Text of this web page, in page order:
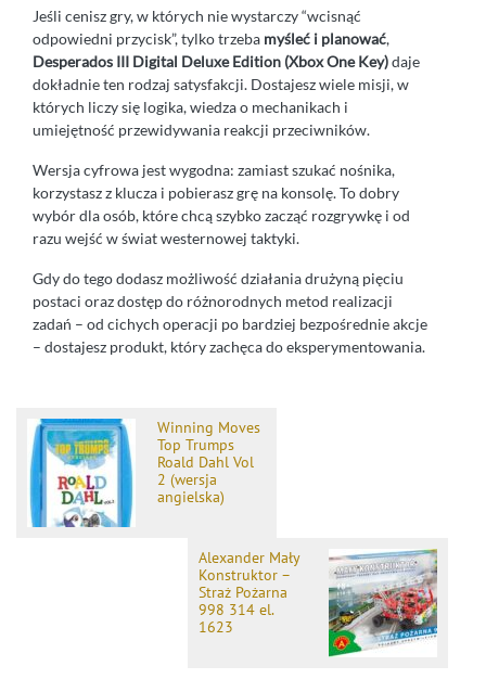
Jeśli cenisz gry, w których nie wystarczy “wcisnąć
odpowiedni przycisk”, tylko trzeba myśleć i planować,
Desperados III Digital Deluxe Edition (Xbox One Key)daje
dokładnie ten rodzaj satysfakcji. Dostajesz wiele misji, w
których liczy się logika, wiedza o mechanikach i
umiejętność przewidywania reakcji przeciwników.
Wersja cyfrowa jest wygodna: zamiast szukać nośnika,
korzystasz z klucza i pobierasz grę na konsolę. To dobry
wybór dla osób, które chcą szybko zacząć rozgrywkę i od
razu wejść w świat westernowej taktyki.
Gdy do tego dodasz możliwość działania drużyną pięciu
postaci oraz dostęp do różnorodnych metod realizacji
zadań – od cichych operacji po bardziej bezpośrednie akcje
– dostajesz produkt, który zachęca do eksperymentowania.
Winning Moves
Top Trumps
Roald Dahl Vol
2 (wersja
angielska)
Alexander Mały
Konstruktor –
Straż Pożarna
998 314 el.
1623